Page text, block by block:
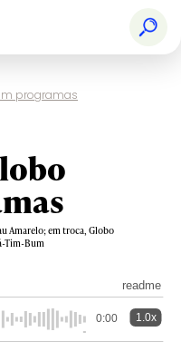
programas
Amarelo; em troca, Globo
Tim-Bum
readme
0:00 1.0x